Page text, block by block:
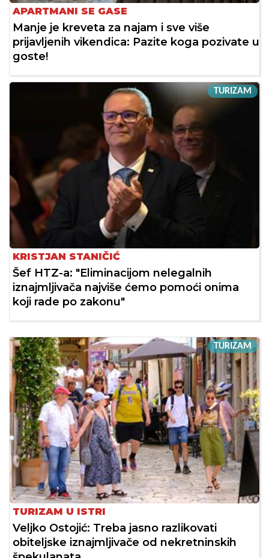
APARTMANI SE GASE
Manje je kreveta za najam i sve više
prijavljenih vikendica: Pazite koga pozivate u
goste!
TURIZAM
KRISTJAN STANIČIĆ
Šef HTZ-a: "Eliminacijom nelegalnih
iznajmljivača najviše ćemo pomoći onima
koji rade po zakonu"
TURIZAM
TURIZAM U ISTRI
Veljko Ostojić: Treba jasno razlikovati
obiteljske iznajmljivače od nekretninskih